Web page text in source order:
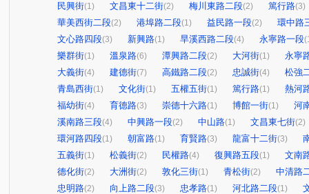
民興街(1) 文昌東十二街(2) 梅川東路二段(2) 篤行路(3)
華美西街二段(2) 港埠路二段(1) 益民路一段(2)
環中路
文心路四段(3) 新興路(1) 旱溪西路二段(4) 永寧路一段
樂群街(1) 溫泉路(6) 潭興路二段(2) 大河街(1)
永寧
大義街(4) 建德街(7) 高鐵路二段(2) 忠誠街(4)
松強
青島西街(1) 文化街(1) 五權五街(1) 篤行路(1)
熱河
福幼街(4) 育德路(3) 崇德十六路(1) 博館一街(1)
河
溪南路三段(4) 中興路一段(2) 中山路(1) 文昌東七街(2)
環河路四段(1) 朝富路(1) 育賢路(3) 龍富十二街(3)
五義街(1) 松義街(2) 民權路(4) 復興路五段(1)
文南
德化街(2) 大洲街(2) 敦化三街(1) 青松街(2)
中清路
忠明路(2) 向上路二段(3) 忠孝路(1) 河北路二段(1)